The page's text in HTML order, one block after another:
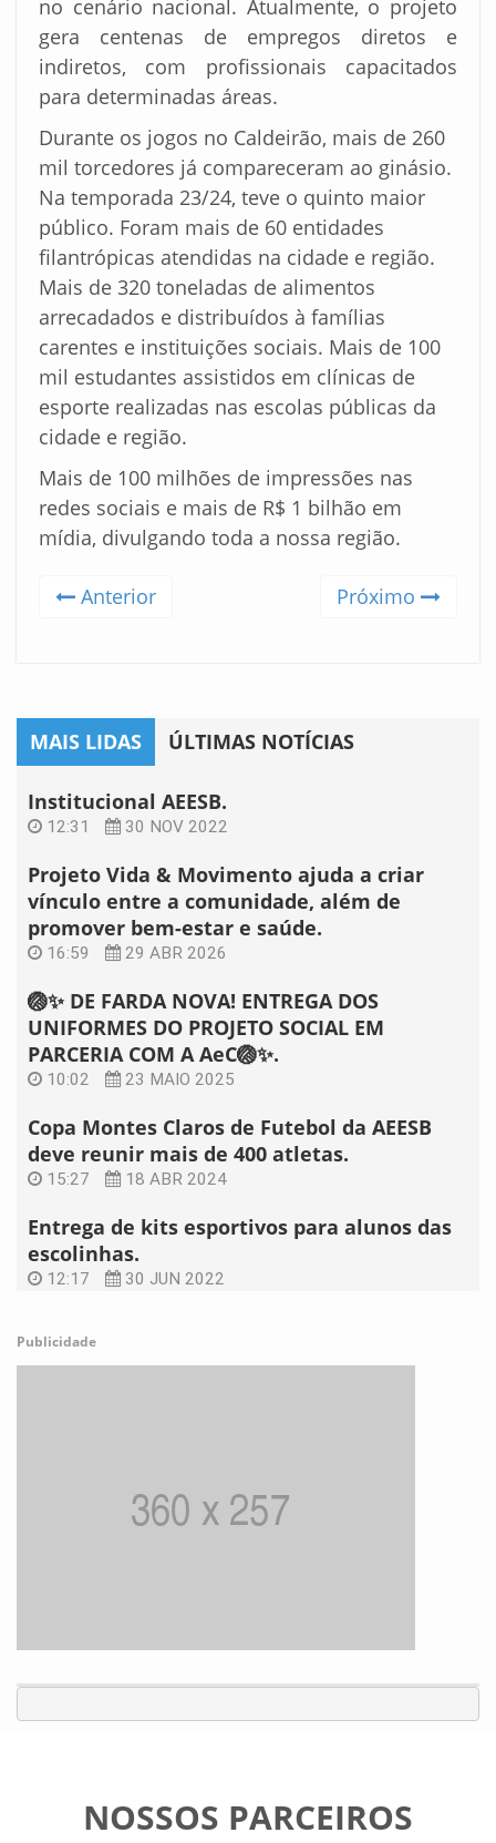
no cenário nacional. Atualmente, o projeto
gera centenas de empregos diretos e
indiretos, com profissionais capacitados
para determinadas áreas.
Durante os jogos no Caldeirão, mais de 260
mil torcedores já compareceram ao ginásio.
Na temporada 23/24, teve o quinto maior
público. Foram mais de 60 entidades
filantrópicas atendidas na cidade e região.
Mais de 320 toneladas de alimentos
arrecadados e distribuídos à famílias
carentes e instituições sociais. Mais de 100
mil estudantes assistidos em clínicas de
esporte realizadas nas escolas públicas da
cidade e região.
Mais de 100 milhões de impressões nas
redes sociais e mais de R$ 1 bilhão em
mídia, divulgando toda a nossa região.
Anterior Próximo
MAIS LIDAS ÚLTIMAS NOTÍCIAS
Institucional AEESB.
12:31 30 NOV 2022
Projeto Vida & Movimento ajuda a criar
vínculo entre a comunidade, além de
promover bem-estar e saúde.
16:59 29 ABR 2026
🏐✨ DE FARDA NOVA! ENTREGA DOS
UNIFORMES DO PROJETO SOCIAL EM
PARCERIA COM A AeC🏐✨.
10:02 23 MAIO 2025
Copa Montes Claros de Futebol da AEESB
deve reunir mais de 400 atletas.
15:27 18 ABR 2024
Entrega de kits esportivos para alunos das
escolinhas.
12:17 30 JUN 2022
Publicidade
NOSSOS PARCEIROS